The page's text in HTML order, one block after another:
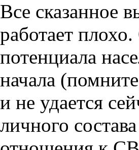
Все сказанное
работает
потенциала
начала
и не удается
личного